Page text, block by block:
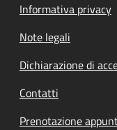
Informativa privacy
Note legali
Dichiarazione di
Contatti
Prenotazione